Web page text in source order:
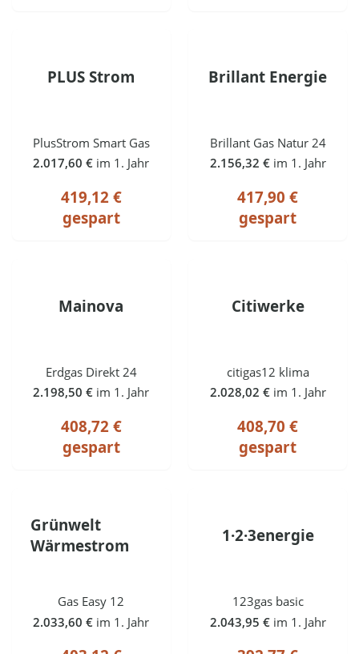
PLUS Strom
PlusStrom Smart Gas
2.017,60 € im 1. Jahr
419,12 €
gespart
Brillant Energie
Brillant Gas Natur 24
2.156,32 € im 1. Jahr
417,90 €
gespart
Mainova
Erdgas Direkt 24
2.198,50 € im 1. Jahr
408,72 €
gespart
Citiwerke
citigas12 klima
2.028,02 € im 1. Jahr
408,70 €
gespart
Grünwelt
Wärmestrom
Gas Easy 12
2.033,60 € im 1. Jahr
1·2·3energie
123gas basic
2.043,95 € im 1. Jahr